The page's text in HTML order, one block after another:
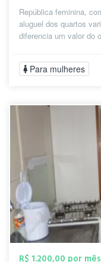
República feminina,
aluguel dos quartos
diferencia um valor do
Para mulheres
R$ 1.200,00 por mês